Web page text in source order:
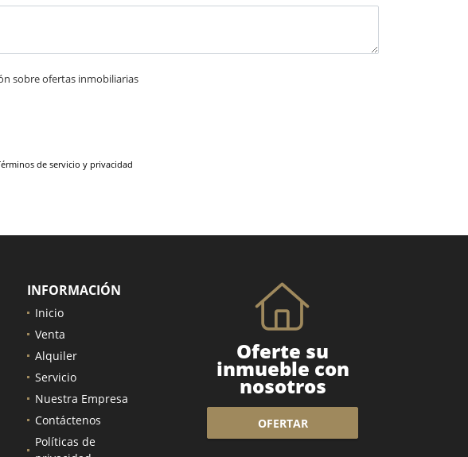
sobre ofertas inmobiliarias
de servicio y privacidad
INFORMACIÓN
Inicio
Venta
Alquiler
Servicio
Nuestra Empresa
Contáctenos
Políticas de
Oferte su
inmueble con
nosotros
OFERTAR